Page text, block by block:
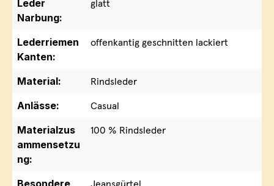
Leder
Narbung:
glatt
Lederriemen
Kanten:
offenkantig geschnitten lackiert
Material:
Rindsleder
Anlässe:
Casual
Materialzus
ammensetzu
ng:
100 % Rindsleder
Besondere
Jeansgürtel